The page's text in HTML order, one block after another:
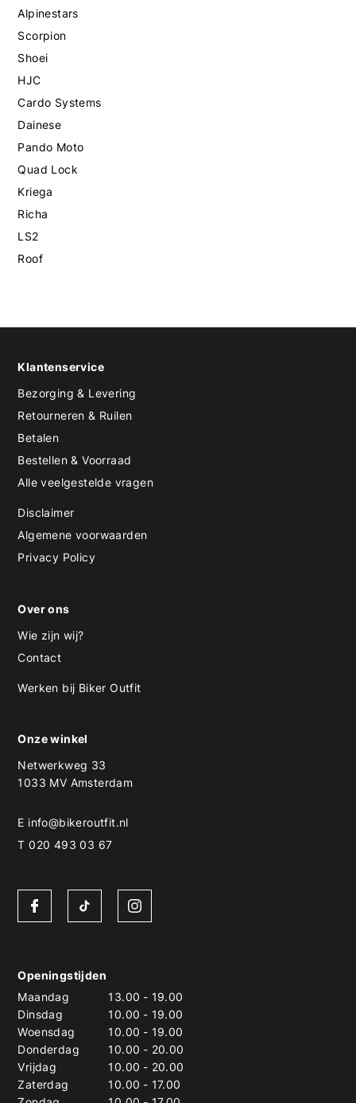
Alpinestars
Scorpion
Shoei
HJC
Cardo Systems
Dainese
Pando Moto
Quad Lock
Kriega
Richa
LS2
Roof
Klantenservice
Bezorging & Levering
Retourneren & Ruilen
Betalen
Bestellen & Voorraad
Alle veelgestelde vragen
Disclaimer
Algemene voorwaarden
Privacy Policy
Over ons
Wie zijn wij?
Contact
Werken bij Biker Outfit
Onze winkel
Netwerkweg 33
1033 MV Amsterdam
E info@bikeroutfit.nl
T 020 493 03 67
Openingstijden
Maandag
13.00 - 19.00
Dinsdag
10.00 - 19.00
Woensdag
10.00 - 19.00
Donderdag
10.00 - 20.00
Vrijdag
10.00 - 20.00
Zaterdag
10.00 - 17.00